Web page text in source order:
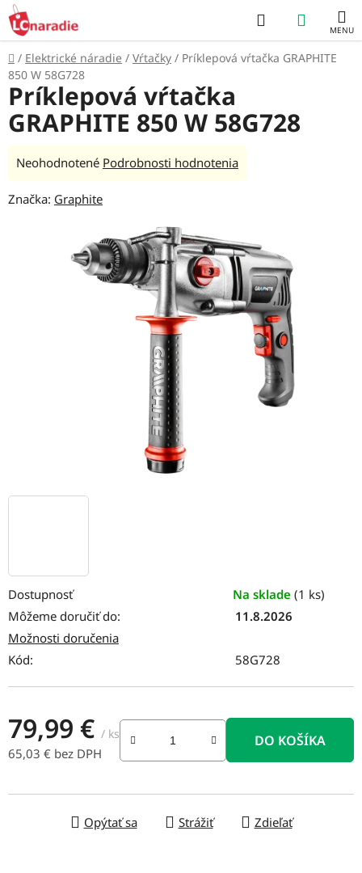
Prejsť
na
obsah
Hľadať
KOŠÍK
Domov
/ Elektrické náradie / Vŕtačky / Príklepová vŕtačka GRAPHITE
850 W 58G728
Dostupnosť Na sklade (1 ks)
Môžeme doručiť do:
11.8.2026
Možnosti doručenia
Kód:
58G728
79,99 € / ks
65,03 € bez DPH
DO KOŠÍKA
Opýtať sa Strážiť Zdieľať
Príklepová vŕtačka
GRAPHITE 850 W 58G728
Priemerné
produktu
Neohodnotené Podrobnosti hodnotenia
Značka: Graphite